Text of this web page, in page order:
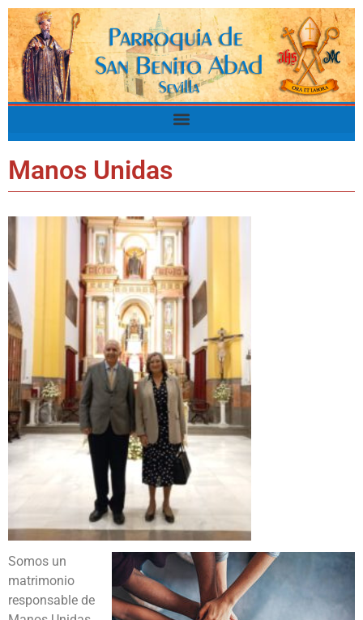
Manos Unidas
Somos un
matrimonio
responsable de